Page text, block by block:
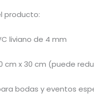
producto:
liviano de 4 mm
cm x 30 cm (puede
bodas y eventos